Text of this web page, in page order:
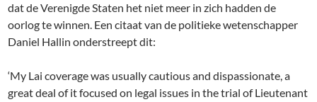
dat de Verenigde Staten het niet meer in zich hadden de
oorlog te winnen. Een citaat van de politieke wetenschapper
Daniel Hallin onderstreept dit:
‘My Lai coverage was usually cautious and dispassionate, a
great deal of it focused on legal issues in the trial of Lieutenant